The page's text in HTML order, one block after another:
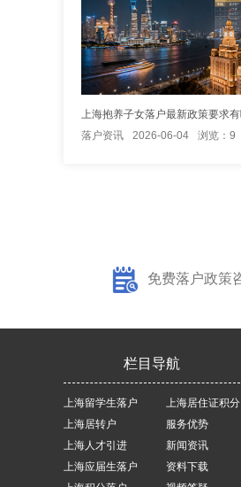
上海抱养子女落户最新政策要求
落户资讯
2026-06-04 浏览：9
免费落户政策
栏目导航
上海留学生落户
上海居转户
上海人才引进
上海应届生落户
上海居住证积分
服务优势
新闻资讯
资料下载